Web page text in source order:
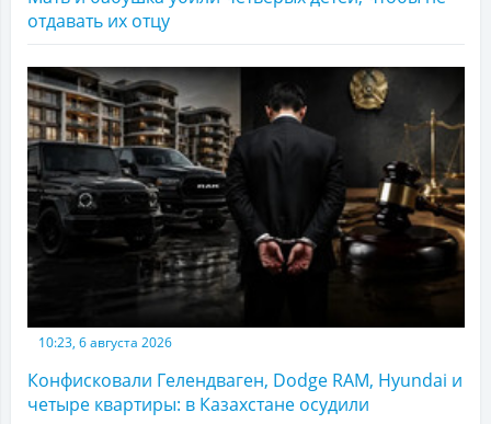
отдавать их отцу
10:23, 6 августа 2026
Конфисковали Гелендваген, Dodge RAM, Hyundai и
четыре квартиры: в Казахстане осудили